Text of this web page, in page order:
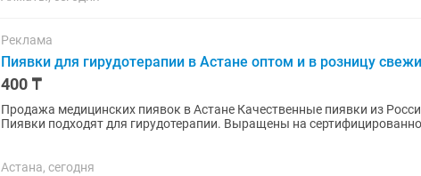
Реклама
Пиявки для гирудотерапии в Астане оптом и в розницу
400 ₸
Продажа медицинских пиявок в Астане Качественные пиявки из
Пиявки подходят для гирудотерапии. Выращены на
Астана, сегодня